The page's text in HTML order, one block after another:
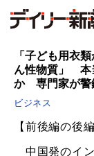
「子ども用衣
ん性物質」 本
か 専門家が警
ビジネス
【前後編の後
中国発のイ